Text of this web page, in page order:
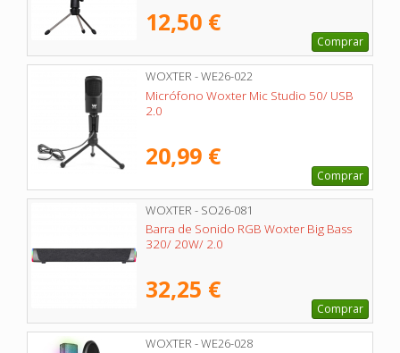
12,50 €
Comprar
WOXTER - WE26-022
Micrófono Woxter Mic Studio 50/ USB
2.0
20,99 €
Comprar
WOXTER - SO26-081
Barra de Sonido RGB Woxter Big Bass
320/ 20W/ 2.0
32,25 €
Comprar
WOXTER - WE26-028